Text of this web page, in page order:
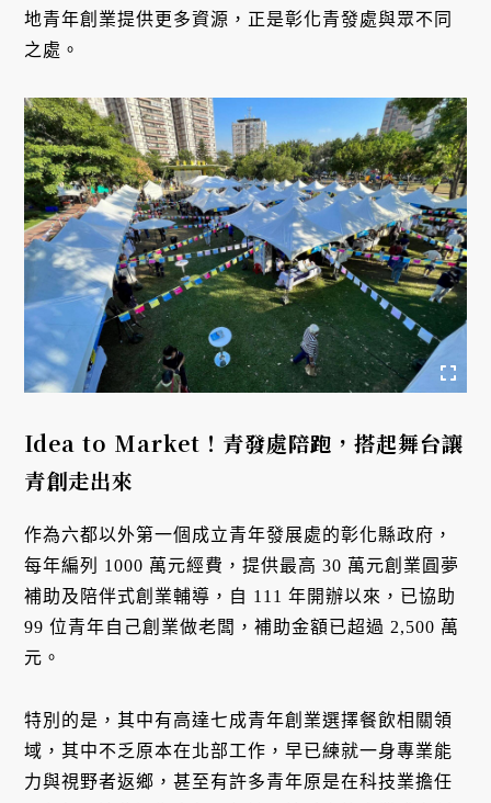
地青年創業提供更多資源，正是彰化青發處與眾不同
之處。
Idea to Market！青發處陪跑，搭起舞台讓
青創走出來
作為六都以外第一個成立青年發展處的彰化縣政府，
每年編列 1000 萬元經費，提供最高 30 萬元創業圓夢
補助及陪伴式創業輔導，自 111 年開辦以來，已協助
99 位青年自己創業做老闆，補助金額已超過 2,500 萬
元。
特別的是，其中有高達七成青年創業選擇餐飲相關領
域，其中不乏原本在北部工作，早已練就一身專業能
力與視野者返鄉，甚至有許多青年原是在科技業擔任